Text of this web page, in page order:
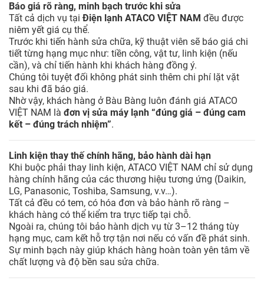
Báo giá rõ ràng, minh bạch trước khi sửa
Tất cả dịch vụ tạiĐiện lạnh ATACO VIỆT NAM đều được
niêm yết giá cụ thể.
Trước khi tiến hành sửa chữa, kỹ thuật viên sẽ báo giá chi
tiết từng hạng mục như: tiền công, vật tư, linh kiện (nếu
cần), và chỉ tiến hành khi khách hàng đồng ý.
Chúng tôi tuyệt đối không phát sinh thêm chi phí lặt vặt
sau khi đã báo giá.
Nhờ vậy, khách hàng ở Bàu Bàng luôn đánh giá ATACO
VIỆT NAM là đơn vị sửa máy lạnh “đúng giá – đúng cam
kết – đúng trách nhiệm”.
Linh kiện thay thế chính hãng, bảo hành dài hạn
Khi buộc phải thay linh kiện, ATACO VIỆT NAM chỉ sử dụng
hàng chính hãng của các thương hiệu tương ứng (Daikin,
LG, Panasonic, Toshiba, Samsung, v.v…).
Tất cả đều có tem, có hóa đơn và bảo hành rõ ràng –
khách hàng có thể kiểm tra trực tiếp tại chỗ.
Ngoài ra, chúng tôi bảo hành dịch vụ từ 3–12 tháng tùy
hạng mục, cam kết hỗ trợ tận nơi nếu có vấn đề phát sinh.
Sự minh bạch này giúp khách hàng hoàn toàn yên tâm về
chất lượng và độ bền sau sửa chữa.